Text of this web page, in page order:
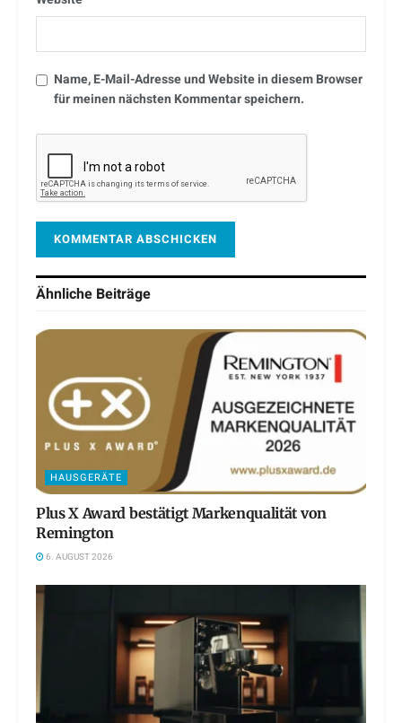
Name, E-Mail-Adresse und Website in diesem Browser
für meinen nächsten Kommentar speichern.
Ähnliche Beiträge
HAUSGERÄTE
Plus X Award bestätigt Markenqualität von
Remington
6. AUGUST 2026